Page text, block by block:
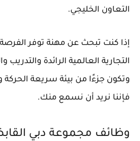
التعاون الخليجي.
إذا كنت تبحث عن مهنة توفر
التجارية العالمية الرائدة والتدريب
وتكون جزءًا من بيئة سريعة الحركة
فإننا نريد أن نسمع منك.
وظائف مجموعة دبي